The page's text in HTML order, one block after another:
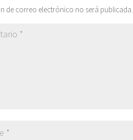
de correo electrónico no será publicada.